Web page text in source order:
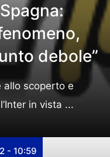
debole”
allo scoperto e
in vista ...
- 10:59